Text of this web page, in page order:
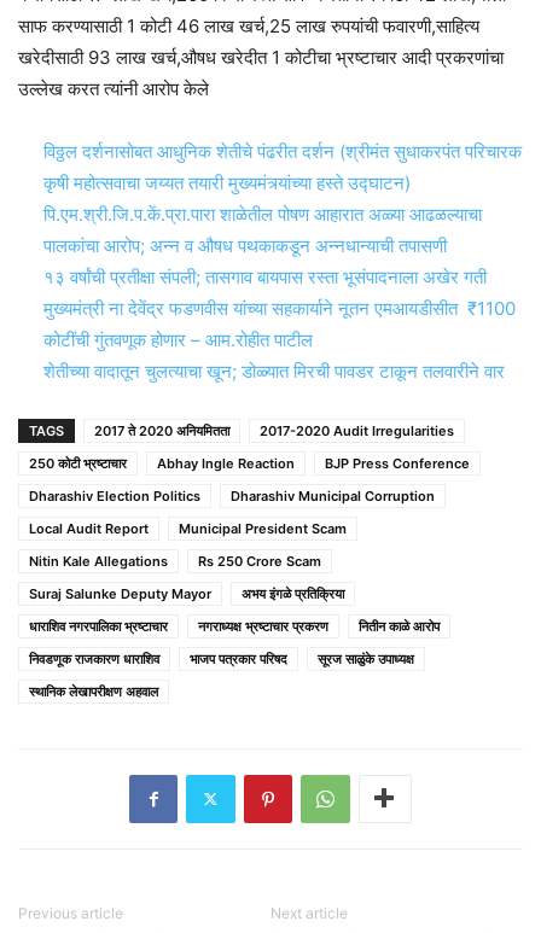
साफ करण्यासाठी 1 कोटी 46 लाख खर्च,25 लाख रुपयांची फवारणी,साहित्य
खरेदीसाठी 93 लाख खर्च,औषध खरेदीत 1 कोटीचा भ्रष्टाचार आदी प्रकरणांचा
उल्लेख करत त्यांनी आरोप केले
विठ्ठल दर्शनासोबत आधुनिक शेतीचे पंढरीत दर्शन (श्रीमंत सुधाकरपंत परिचारक
कृषी महोत्सवाचा जय्यत तयारी मुख्यमंत्र्यांच्या हस्ते उद्घाटन)
पि.एम.श्री.जि.प.कें.प्रा.पारा शाळेतील पोषण आहारात अळ्या आढळल्याचा
पालकांचा आरोप; अन्न व औषध पथकाकडून अन्नधान्याची तपासणी
१३ वर्षांची प्रतीक्षा संपली; तासगाव बायपास रस्ता भूसंपादनाला अखेर गती
मुख्यमंत्री ना देवेंद्र फडणवीस यांच्या सहकार्याने नूतन एमआयडीसीत ₹1100
कोटींची गुंतवणूक होणार – आम.रोहीत पाटील
शेतीच्या वादातून चुलत्याचा खून; डोळ्यात मिरची पावडर टाकून तलवारीने वार
TAGS 2017 ते 2020 अनियमितता
2017-2020 Audit Irregularities
250 कोटी भ्रष्टाचार
Abhay Ingle Reaction
BJP Press Conference
Dharashiv Election Politics
Dharashiv Municipal Corruption
Local Audit Report
Municipal President Scam
Nitin Kale Allegations
Rs 250 Crore Scam
Suraj Salunke Deputy Mayor
अभय इंगळे प्रतिक्रिया
धाराशिव नगरपालिका भ्रष्टाचार
नगराध्यक्ष भ्रष्टाचार प्रकरण
नितीन काळे आरोप
निवडणूक राजकारण धाराशिव
भाजप पत्रकार परिषद
सूरज साळुंके उपाध्यक्ष
स्थानिक लेखापरीक्षण अहवाल
Previous article Next article